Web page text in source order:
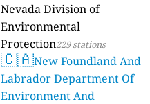
Nevada Division of
Environmental
Protection229 stations
🇨🇦New Foundland And
Labrador Department Of
Environment And